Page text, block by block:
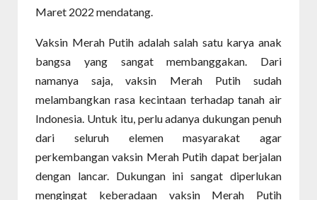
Maret 2022 mendatang.
Vaksin Merah Putih adalah salah satu karya anak
bangsa yang sangat membanggakan. Dari
namanya saja, vaksin Merah Putih sudah
melambangkan rasa kecintaan terhadap tanah air
Indonesia. Untuk itu, perlu adanya dukungan penuh
dari seluruh elemen masyarakat agar
perkembangan vaksin Merah Putih dapat berjalan
dengan lancar. Dukungan ini sangat diperlukan
mengingat keberadaan vaksin Merah Putih